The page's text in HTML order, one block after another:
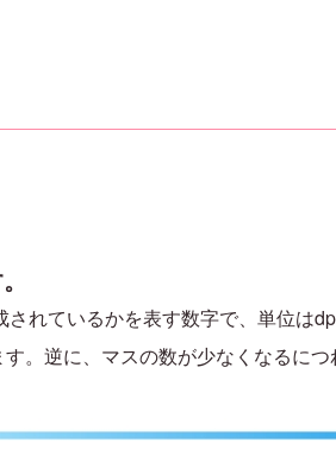
れているかを表す数字で、単位は
。逆に、マスの数が少なくなるにつ